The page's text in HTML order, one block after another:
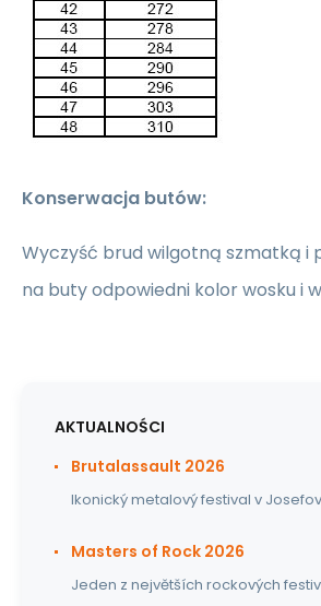
Konserwacja butów:
Wyczyść brud wilgotną szmatką i
na buty odpowiedni kolor wosku i
AKTUALNOŚCI
Brutalassault 2026
Ikonický metalový festival v
Masters of Rock 2026
Jeden z největších rockových